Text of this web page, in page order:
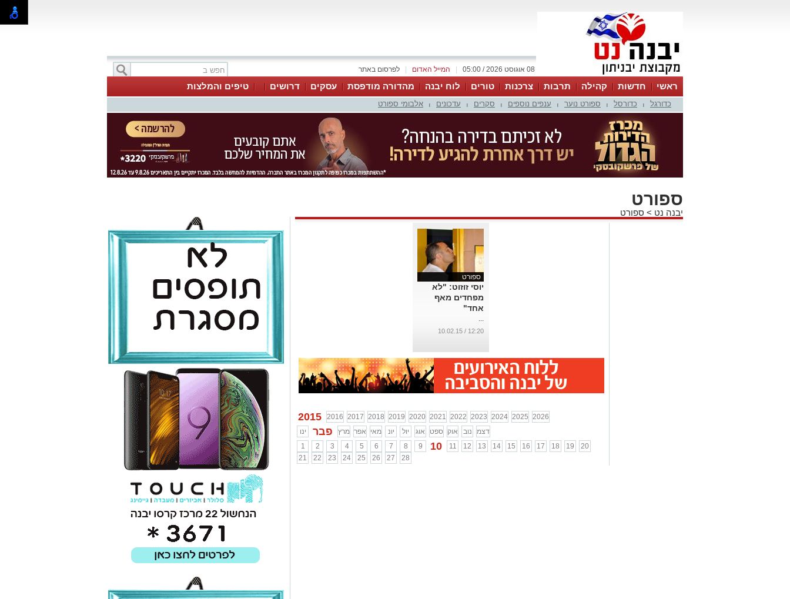
לפרסום באתר המייל האדום 08 אוגוסט 2026 / 05:00
ראשי חדשות קהילה תרבות צרכנות טורים לוח יבנה מהדורה מודפסת עסקים דרושים טיפים והמלצות
כדורגל כדורסל ספורט נוער ענפים נוספים סקרים עדכונים אלבומי ספורט
ספורט
יבנה נט > ספורט
ספורט
יוסי זוזוט: "לא
מפחדים מאף
אחד"
...
12:20 / 10.02.15
2015 2016 2017 2018 2019 2020 2021 2022 2023 2024 2025 2026
ינו
פבר מרץ אפר מאי יונ יול אוג ספט אוק נוב
דצמ
1
2 3 4 5 6 7 8 9 10 11 12 13 14 15 16 17 18 19
20
21
22 23 24 25 26 27 28